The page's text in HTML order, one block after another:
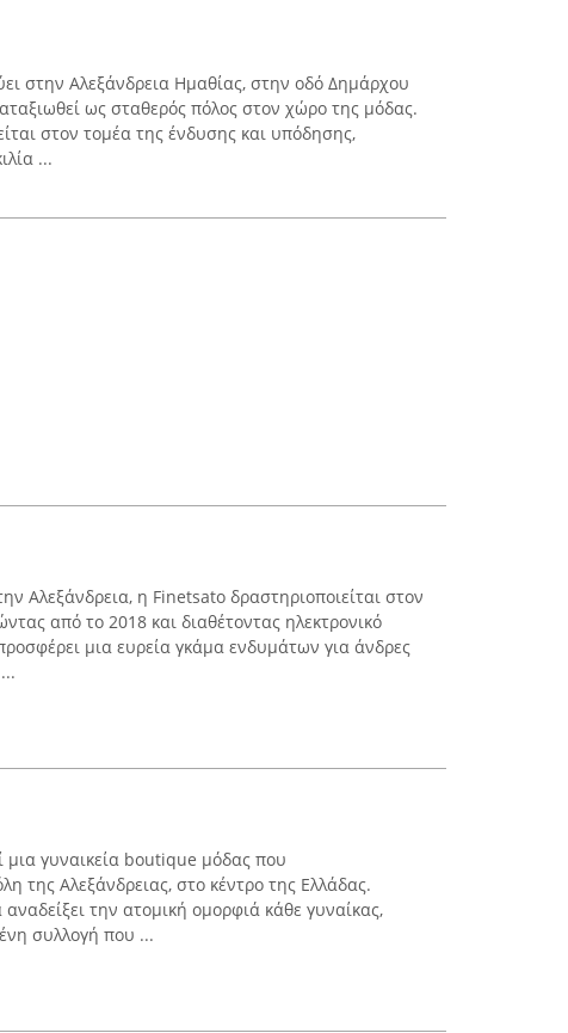
στην Αλεξάνδρεια Ημαθίας, στην οδό Δημάρχου
ως σταθερός πόλος στον χώρο της μόδας.
στον τομέα της ένδυσης και υπόδησης,
...
Αλεξάνδρεια, η Finetsato δραστηριοποιείται στον
από το 2018 και διαθέτοντας ηλεκτρονικό
μια ευρεία γκάμα ενδυμάτων για άνδρες
μια γυναικεία boutique μόδας που
της Αλεξάνδρειας, στο κέντρο της Ελλάδας.
την ατομική ομορφιά κάθε γυναίκας,
συλλογή που ...